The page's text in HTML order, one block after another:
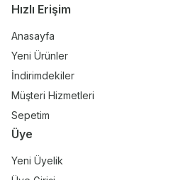
Hızlı Erişim
Anasayfa
Yeni Ürünler
İndirimdekiler
Müşteri Hizmetleri
Sepetim
Üye
Yeni Üyelik